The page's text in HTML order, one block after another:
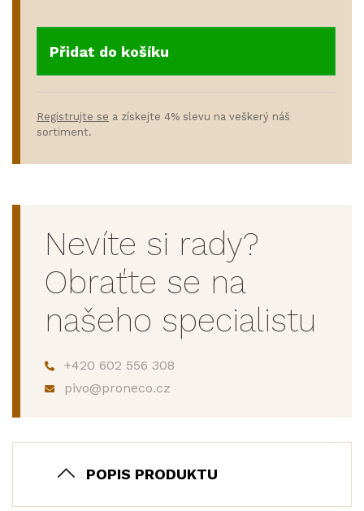
Přidat do košíku
Registrujte se a získejte 4% slevu na veškerý náš
sortiment.
Nevíte si rady?
Obraťte se na
našeho specialistu
+420 602 556 308
pivo@proneco.cz
POPIS PRODUKTU